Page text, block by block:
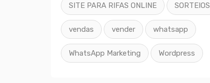
SITE PARA RIFAS ONLINE SORTEIOS
vendas vender whatsapp
WhatsApp Marketing Wordpress